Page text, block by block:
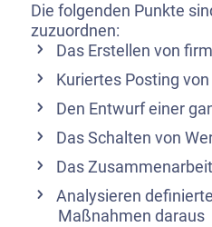
Die folgenden Punkte
zuzuordnen:
Das Erstellen von
Kuriertes Posting
Den Entwurf einer
Das Schalten von
Das
Analysieren
Maßnahmen daraus